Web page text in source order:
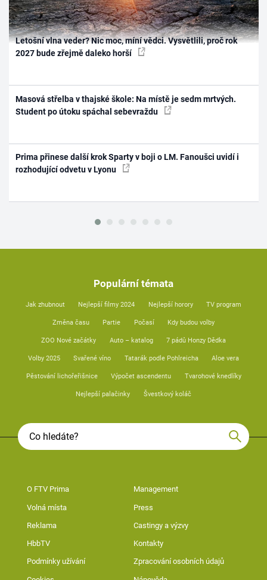
Letošní vlna veder? Nic moc, míní vědci. Vysvětlili, proč rok
2027 bude zřejmě daleko horší
Masová střelba v thajské škole: Na místě je sedm mrtvých.
Student po útoku spáchal sebevraždu
Prima přinese další krok Sparty v boji o LM. Fanoušci uvidí i
rozhodující odvetu v Lyonu
Populární témata
Jak zhubnout Nejlepší filmy 2024 Nejlepší horory TV program
Změna času Partie Počasí Kdy budou volby
ZOO Nové začátky Auto – katalog 7 pádů Honzy Dědka
Volby 2025 Svařené víno Tatarák podle Pohlreicha Aloe vera
Pěstování lichořeřišnice Výpočet ascendentu Tvarohové knedlíky
Nejlepší palačinky Švestkový koláč
O FTV Prima Management
Volná místa Press
Reklama Castingy a výzvy
HbbTV Kontakty
Podmínky užívání Zpracování osobních údajů